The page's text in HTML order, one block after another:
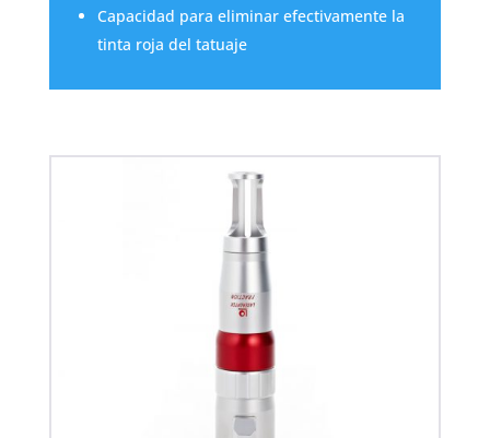
Capacidad para eliminar efectivamente la
tinta roja del tatuaje